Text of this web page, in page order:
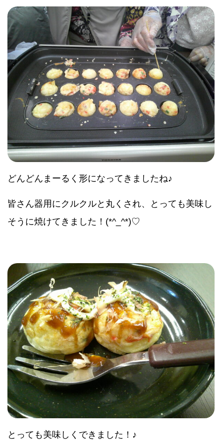
どんどんまーるく形になってきましたね♪
皆さん器用にクルクルと丸くされ、とっても美味し
そうに焼けてきました！(*^_^*)♡
とっても美味しくできました！♪